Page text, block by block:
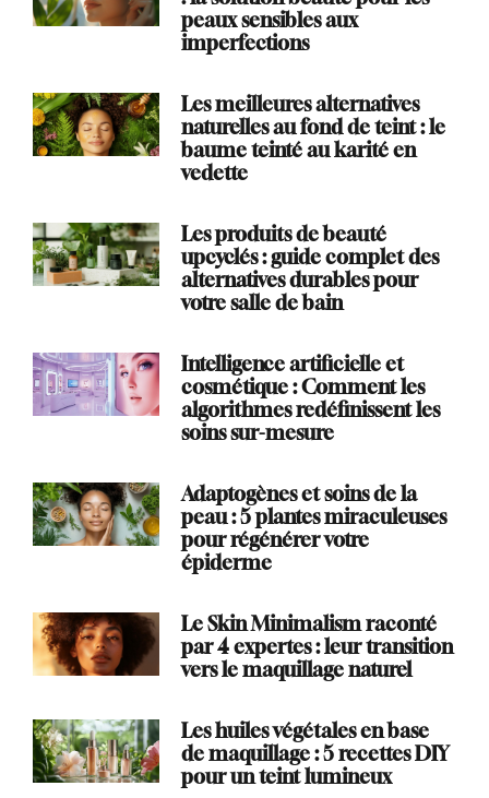
peaux sensibles aux
imperfections
Les meilleures alternatives
naturelles au fond de teint : le
baume teinté au karité en
vedette
Les produits de beauté
upcyclés : guide complet des
alternatives durables pour
votre salle de bain
Intelligence artificielle et
cosmétique : Comment les
algorithmes redéfinissent les
soins sur-mesure
Adaptogènes et soins de la
peau : 5 plantes miraculeuses
pour régénérer votre
épiderme
Le Skin Minimalism raconté
par 4 expertes : leur transition
vers le maquillage naturel
Les huiles végétales en base
de maquillage : 5 recettes DIY
pour un teint lumineux